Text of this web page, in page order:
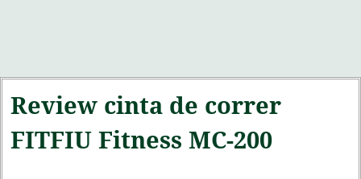
Review cinta de correr
FITFIU Fitness MC-200